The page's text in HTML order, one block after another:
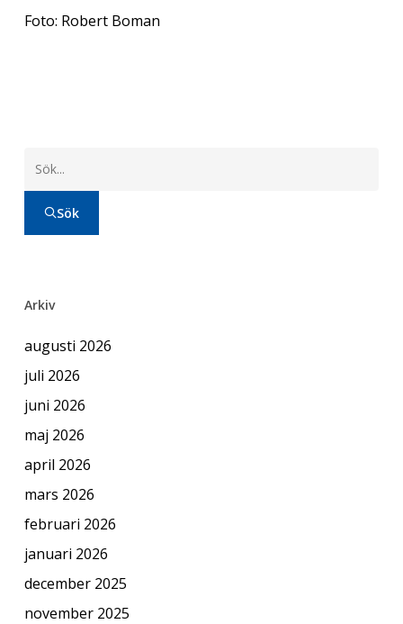
Foto: Robert Boman
Sök
Arkiv
augusti 2026
juli 2026
juni 2026
maj 2026
april 2026
mars 2026
februari 2026
januari 2026
december 2025
november 2025